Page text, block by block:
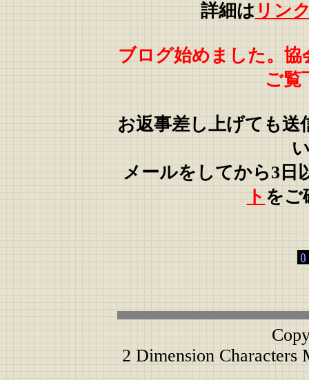
詳細は リン
ブログ始めました。
ご覧
お返事差し上げても
メールをしてから3日
ト をご
2 Dimension Characters